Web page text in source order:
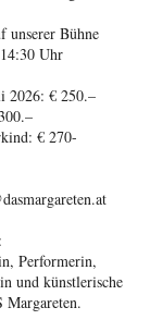
unserer Bühne
Uhr
2026: € 250.–
€ 270-
Performerin,
und künstlerische